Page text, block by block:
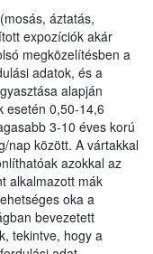
áztatás,
expozíciók akár
megközelítésben a
adatok, és a
alapján
esetén 0,50-14,6
3-10 éves korú
nap között. A vártakkal
azokkal az
alkalmazott mák
oka a
bevezetett
tekintve, hogy a